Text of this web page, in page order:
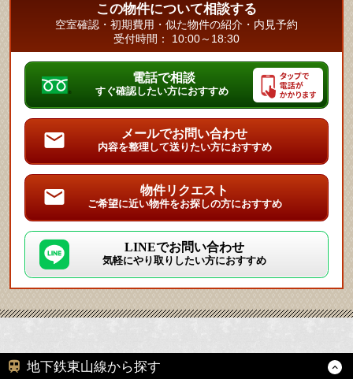
この物件について相談する
空室確認・初期費用・似た物件の紹介・内見予約
受付時間： 10:00～18:30
電話で相談
すぐ確認したい方におすすめ
メールでお問い合わせ
内容を整理して送りたい方におすすめ
物件リクエスト
ご希望に近い物件をお探しの方におすすめ
LINEでお問い合わせ
気軽にやり取りしたい方におすすめ
地下鉄東山線から探す